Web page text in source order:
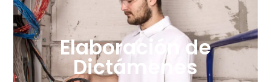
Elaboración de
Dictámenes